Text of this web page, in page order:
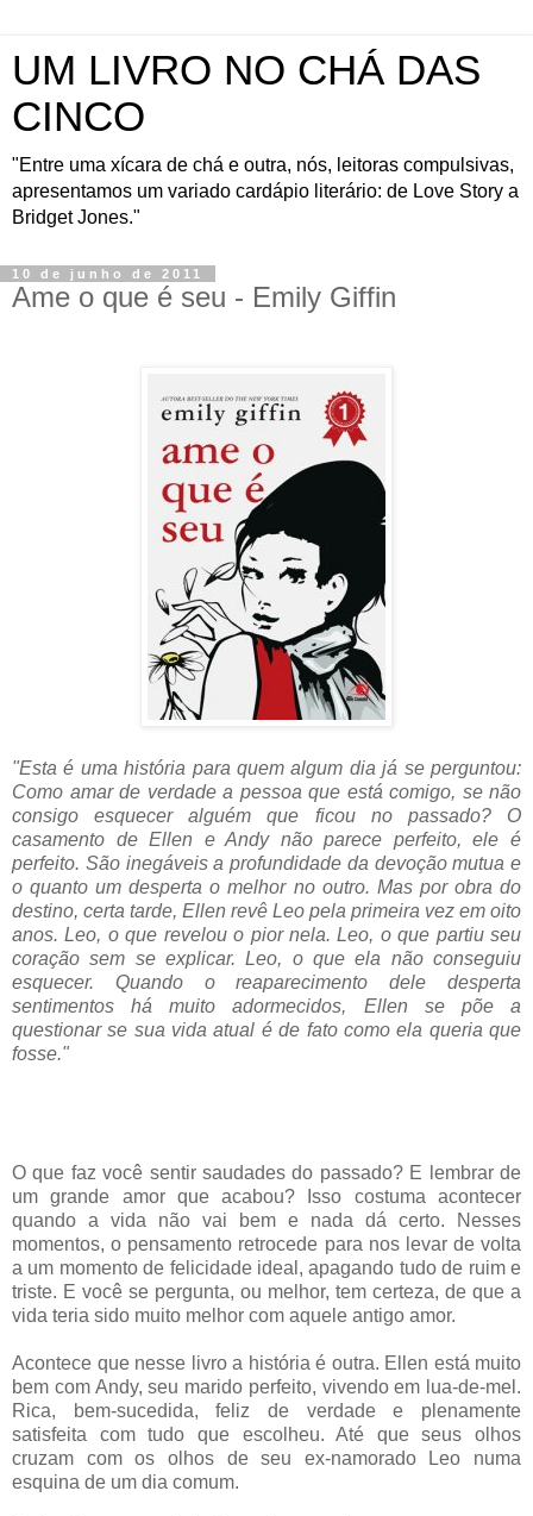
UM LIVRO NO CHÁ DAS
CINCO
"Entre uma xícara de chá e outra, nós, leitoras compulsivas,
apresentamos um variado cardápio literário: de Love Story a
Bridget Jones."
10 de junho de 2011
Ame o que é seu - Emily Giffin
"Esta é uma história para quem algum dia já se perguntou:
Como amar de verdade a pessoa que está comigo, se não
consigo esquecer alguém que ficou no passado? O
casamento de Ellen e Andy não parece perfeito, ele é
perfeito. São inegáveis a profundidade da devoção mutua e
o quanto um desperta o melhor no outro. Mas por obra do
destino, certa tarde, Ellen revê Leo pela primeira vez em oito
anos. Leo, o que revelou o pior nela. Leo, o que partiu seu
coração sem se explicar. Leo, o que ela não conseguiu
esquecer. Quando o reaparecimento dele desperta
sentimentos há muito adormecidos, Ellen se põe a
questionar se sua vida atual é de fato como ela queria que
fosse."
O que faz você sentir saudades do passado? E lembrar de
um grande amor que acabou? Isso costuma acontecer
quando a vida não vai bem e nada dá certo. Nesses
momentos, o pensamento retrocede para nos levar de volta
a um momento de felicidade ideal, apagando tudo de ruim e
triste. E você se pergunta, ou melhor, tem certeza, de que a
vida teria sido muito melhor com aquele antigo amor.
Acontece que nesse livro a história é outra. Ellen está muito
bem com Andy, seu marido perfeito, vivendo em lua-de-mel.
Rica, bem-sucedida, feliz de verdade e plenamente
satisfeita com tudo que escolheu. Até que seus olhos
cruzam com os olhos de seu ex-namorado Leo numa
esquina de um dia comum.